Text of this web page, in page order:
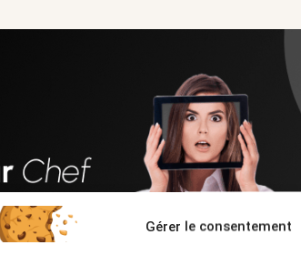
Gérer le consentement